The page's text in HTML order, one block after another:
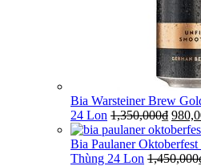
Bia Warsteiner Brew
24 Lon 1,350,000₫
Bia Paulaner
Thùng 24 Lon 1,450,000